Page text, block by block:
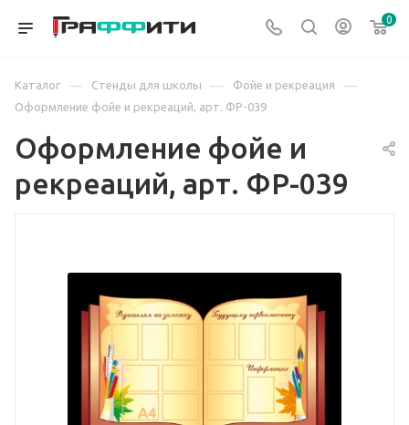
0
Каталог — Стенды для школы — Фойе и рекреация —
Оформление фойе и рекреаций, арт. ФР-039
Оформление фойе и
рекреаций, арт. ФР-039